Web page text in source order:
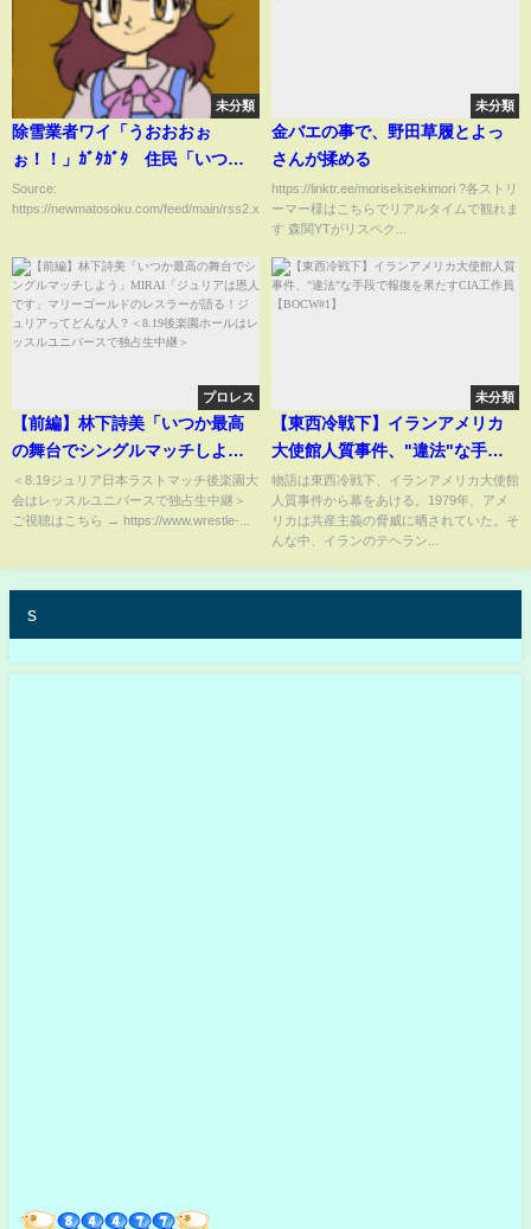
未分類
除雪業者ワイ「うおおおぉ
ぉ！！」ｶﾞﾀｶﾞﾀ 住民「いつも
お疲れ様！これ飲んで！」袋に
入れた飲み物 ワイ「あざっ
Source:
https://newmatosoku.com/feed/main/rss2.xml...
未分類
金バエの事で、野田草履とよっ
さんが揉める
https://linktr.ee/morisekisekimori ?各ストリ
ーマー様はこちらでリアルタイムで観れま
す 森関YTがリスペク...
プロレス
【前編】林下詩美「いつか最高
の舞台でシングルマッチしよ
う」MIRAI「ジュリアは恩人で
す」マリーゴールドのレスラー
が語る！ジュリアってどんな
スルユニバースで独占生中継＞
＜8.19ジュリア日本ラストマッチ後楽園大
会はレッスルユニバースで独占生中継＞
ご視聴はこちら → https://www.wrestle-...
未分類
【東西冷戦下】イランアメリカ
大使館人質事件、"違法"な手段
で報復を果たすCIA工作員
【BOCW#1】
物語は東西冷戦下、イランアメリカ大使館
人質事件から幕をあける。1979年、アメ
リカは共産主義の脅威に晒されていた。そ
んな中、イランのテヘラン...
s